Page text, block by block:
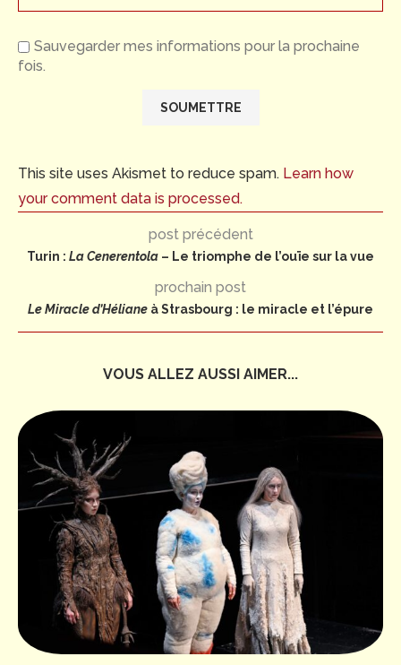
Sauvegarder mes informations pour la prochaine
fois.
This site uses Akismet to reduce spam. Learn how
your comment data is processed.
post précédent
Turin : La Cenerentola – Le triomphe de l’ouïe sur la vue
prochain post
Le Miracle d’Héliane à Strasbourg : le miracle et l’épure
VOUS ALLEZ AUSSI AIMER...